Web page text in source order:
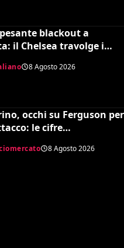
blackout a
il Chelsea travolge i
3-0 in amichevole
8 Agosto 2026
occhi su Ferguson per
le cifre
8 Agosto 2026